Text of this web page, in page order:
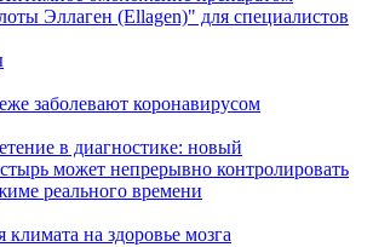
Эллаген (Ellagen)" для специалистов
заболевают коронавирусом
в диагностике: новый
может непрерывно контролировать
реального времени
на здоровье мозга